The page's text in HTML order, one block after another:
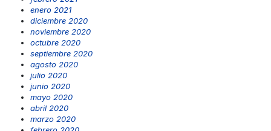
enero 2021
diciembre 2020
noviembre 2020
octubre 2020
septiembre 2020
agosto 2020
julio 2020
junio 2020
mayo 2020
abril 2020
marzo 2020